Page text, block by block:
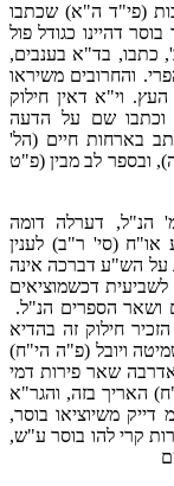
(פי"ד ה"א) שכתבו
דהיינו כגודל פול
כתבו, בד"א בענבים,
והחרובים משיראו
וי"א דאין חילוק
וכתבו שם על הדעה
בארחות חיים (הל'
ובספר לב מבין (פ"ט
הנ"ל, דערלה דומה
או"ח (סי' ר"ב) לענין
על הש"ע דברכה אינה
דכשמוציאים
ושאר הספרים הנ"ל.
חילוק זה בהדיא
ויובל (פ"ה הי"ח)
שאר פירות דמי
האריך בזה, והגר"א
דייק משיוציאו בוסר,
קרי להו בוסר ע"ש,